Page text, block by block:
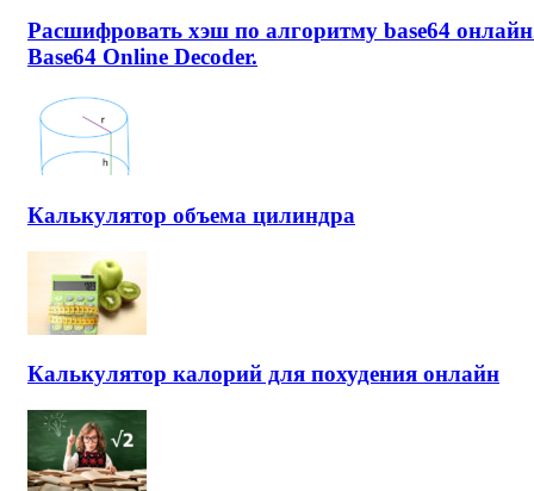
Расшифровать хэш по алгоритму base64
Base64 Online Decoder.
Калькулятор объема цилиндра
Калькулятор калорий для похудения онлайн